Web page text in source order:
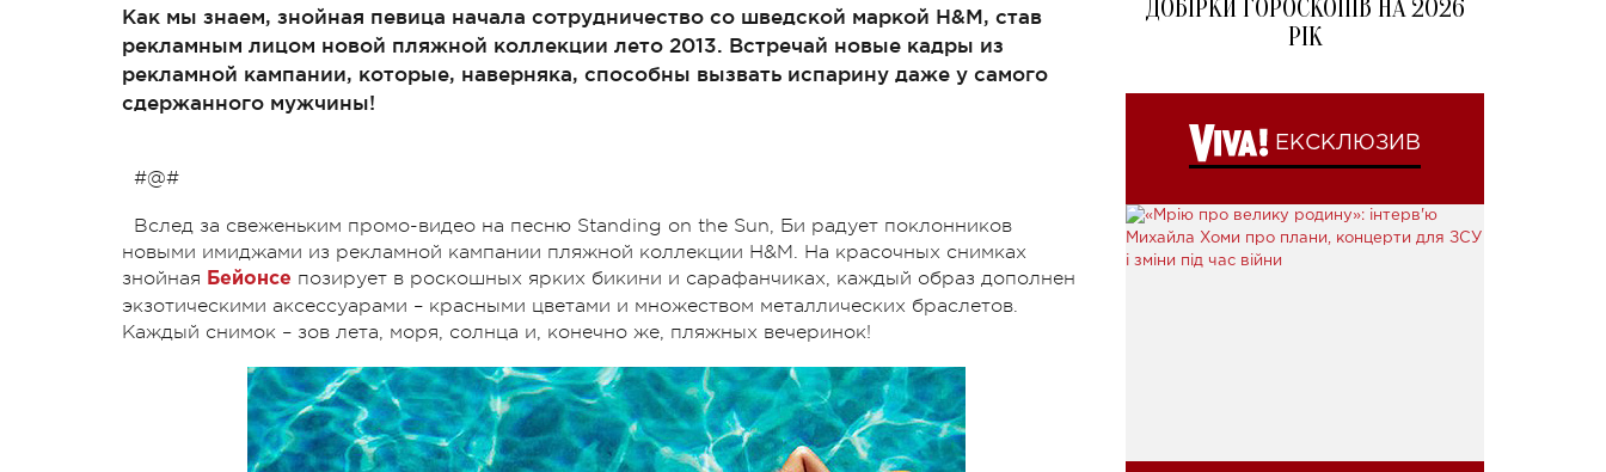
Как мы знаем, знойная певица начала сотрудничество со шведской маркой H&M, став
рекламным лицом новой пляжной коллекции лето 2013. Встречай новые кадры из
рекламной кампании, которые, наверняка, способны вызвать испарину даже у самого
сдержанного мужчины!
#@#
Вслед за свеженьким промо-видео на песню Standing on the Sun, Би радует поклонников
новыми имиджами из рекламной кампании пляжной коллекции H&M. На красочных снимках
знойная Бейонсе позирует в роскошных ярких бикини и сарафанчиках, каждый образ дополнен
экзотическими аксессуарами – красными цветами и множеством металлических браслетов.
Каждый снимок – зов лета, моря, солнца и, конечно же, пляжных вечеринок!
ДОБІРКИ ГОРОСКОПІВ НА 2026
РІК
ЕКСКЛЮЗИВ